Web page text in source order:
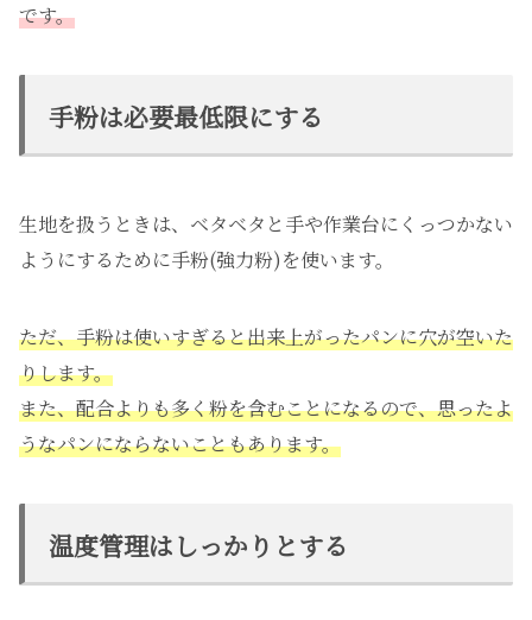
です。
手粉は必要最低限にする
生地を扱うときは、ベタベタと手や作業台にくっつかない
ようにするために手粉(強力粉)を使います。
ただ、手粉は使いすぎると出来上がったパンに穴が空いた
りします。
また、配合よりも多く粉を含むことになるので、思ったよ
うなパンにならないこともあります。
温度管理はしっかりとする